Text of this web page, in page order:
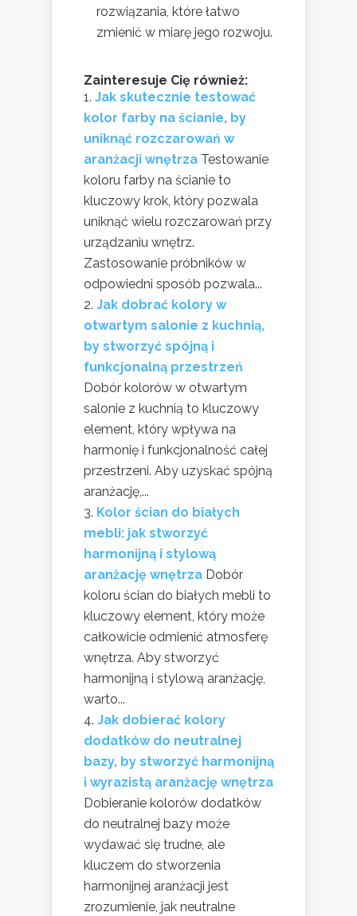
rozwiązania, które łatwo
zmienić w miarę jego rozwoju.
Zainteresuje Cię również:
Jak skutecznie testować
kolor farby na ścianie, by
uniknąć rozczarowań w
aranżacji wnętrza Testowanie
koloru farby na ścianie to
kluczowy krok, który pozwala
uniknąć wielu rozczarowań przy
urządzaniu wnętrz.
Zastosowanie próbników w
odpowiedni sposób pozwala...
Jak dobrać kolory w
otwartym salonie z kuchnią,
by stworzyć spójną i
funkcjonalną przestrzeń
Dobór kolorów w otwartym
salonie z kuchnią to kluczowy
element, który wpływa na
harmonię i funkcjonalność całej
przestrzeni. Aby uzyskać spójną
aranżację,...
Kolor ścian do białych
mebli: jak stworzyć
harmonijną i stylową
aranżację wnętrza Dobór
koloru ścian do białych mebli to
kluczowy element, który może
całkowicie odmienić atmosferę
wnętrza. Aby stworzyć
harmonijną i stylową aranżację,
warto...
Jak dobierać kolory
dodatków do neutralnej
bazy, by stworzyć harmonijną
i wyrazistą aranżację wnętrza
Dobieranie kolorów dodatków
do neutralnej bazy może
wydawać się trudne, ale
kluczem do stworzenia
harmonijnej aranżacji jest
zrozumienie, jak neutralne